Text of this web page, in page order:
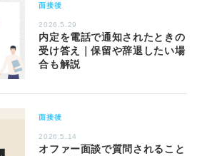
面接後
2026.5.29
内定を電話で通知されたときの
受け答え｜保留や辞退したい場
合も解説
面接後
2026.5.14
オファー面談で質問されること